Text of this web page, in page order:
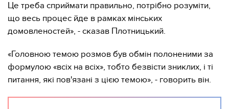
Це треба сприймати правильно, потрібно розуміти,
що весь процес йде в рамках мінських
домовленостей», - сказав Плотницький.
«Головною темою розмов був обмін полоненими за
формулою «всіх на всіх», тобто безвісти зниклих, і ті
питання, які пов'язані з цією темою», - говорить він.